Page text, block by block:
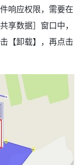
响应权限，需要在
享数据］窗口中，
【卸载】，再点击